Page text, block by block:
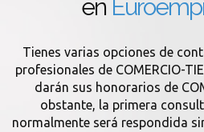
en
Tienes varias opciones de
profesionales de COMERCIO-
darán sus honorarios de
obstante, la primera
normalmente será respondida